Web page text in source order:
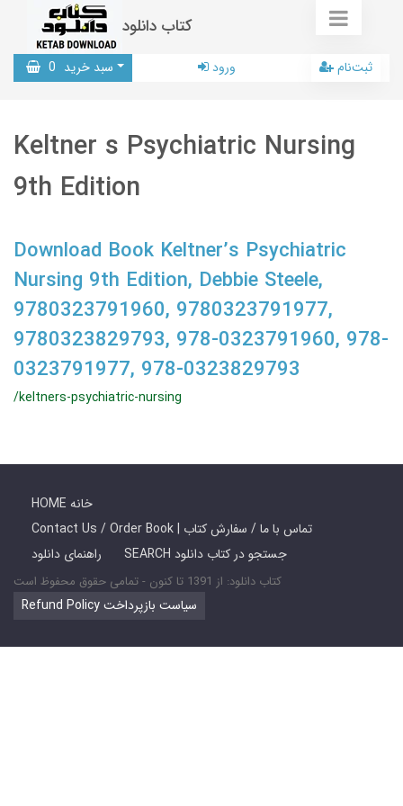
کتاب دانلود
سبد خرید 0 ورود ثبت‌نام
Keltner s Psychiatric Nursing
9th Edition
Download Book Keltner’s Psychiatric
Nursing 9th Edition, Debbie Steele,
9780323791960, 9780323791977,
9780323829793, 978-0323791960, 978-
0323791977, 978-0323829793
/keltners-psychiatric-nursing
HOME خانه
Contact Us / Order Book | تماس با ما / سفارش کتاب
راهنمای دانلود
SEARCH جستجو در کتاب دانلود
کتاب دانلود: از 1391 تا کنون - تمامی حقوق محفوظ است
Refund Policy سیاست بازپرداخت